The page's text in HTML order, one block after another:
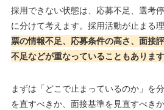
採用できない状態は、応募不足、選考
に分けて考えます。採用活動が止まる
票の情報不足、応募条件の高さ、面接
不足などが重なっていることもあります
まずは「どこで止まっているのか」を
を直すべきか、面接基準を見直すべき